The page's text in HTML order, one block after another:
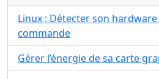
Linux : Détecter son
commande
Gérer l’énergie de sa carte